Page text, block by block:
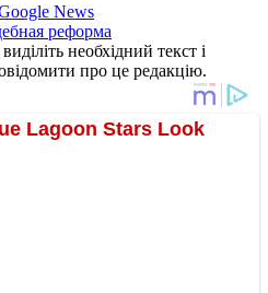
News
реформа
необхідний текст і
про це редакцію.